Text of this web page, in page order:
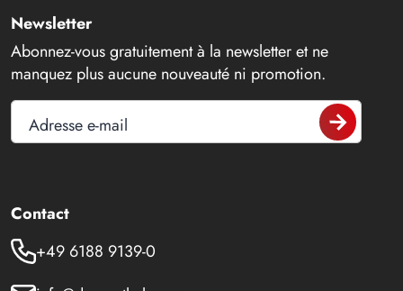
Newsletter
Abonnez-vous gratuitement à la newsletter et ne
manquez plus aucune nouveauté ni promotion.
Adresse e-mail
Contact
+49 6188 9139-0